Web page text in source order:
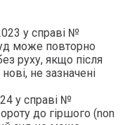
у справі №
може повторно
руху, якщо після
не зазначені
у справі №
до гіршого (non